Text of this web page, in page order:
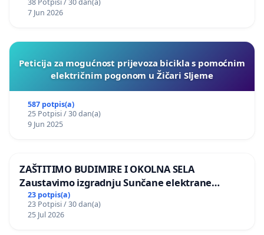
7 Jun 2026
Peticija za mogućnost prijevoza bicikla s pomoćnim
električnim pogonom u Žičari Sljeme
587 potpis(a)
25 Potpisi / 30 dan(a)
9 Jun 2025
ZAŠTITIMO BUDIMIRE I OKOLNA SELA
Zaustavimo izgradnju Sunčane elektrane
Vedrine na području Ugljana
23 potpis(a)
23 Potpisi / 30 dan(a)
25 Jul 2026